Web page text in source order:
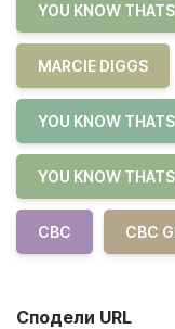
YOU KNOW
MARCIE DIGGS
YOU KNOW
YOU KNOW
CBC CBC
Сподели URL